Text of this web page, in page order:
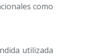
como
utilizada